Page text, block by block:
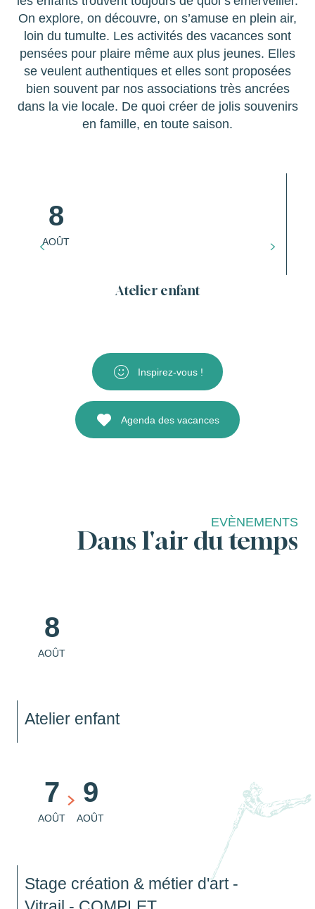
On explore, on découvre, on s’amuse en plein air,
loin du tumulte. Les activités des vacances sont
pensées pour plaire même aux plus jeunes. Elles
se veulent authentiques et elles sont proposées
bien souvent par nos associations très ancrées
dans la vie locale. De quoi créer de jolis souvenirs
en famille, en toute saison.
8
AOÛT
Atelier enfant
Inspirez-vous !
Agenda des vacances
EVÈNEMENTS
Dans l'air du temps
Les temps forts
8
AOÛT
Atelier enfant
7
AOÛT
9
AOÛT
Stage création & métier d'art -